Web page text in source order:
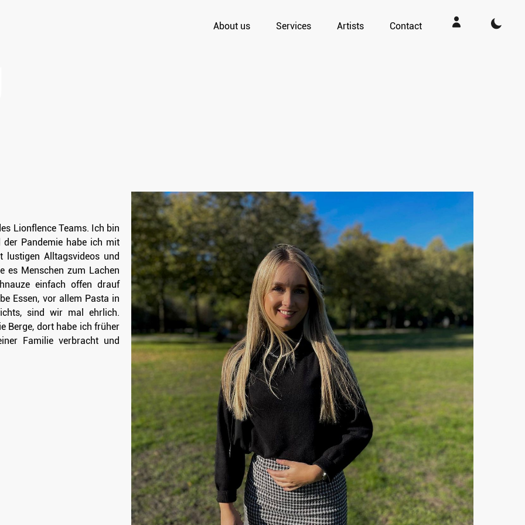
About us Services Artists Contact
Lionflence Teams. Ich bin
Pandemie habe ich mit
lustigen Alltagsvideos und
es Menschen zum Lachen
einfach offen drauf
Essen, vor allem Pasta in
sind wir mal ehrlich.
Berge, dort habe ich früher
Familie verbracht und